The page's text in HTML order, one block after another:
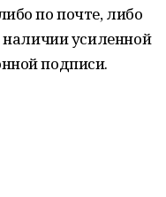
по почте, либо
наличии усиленной
подписи.